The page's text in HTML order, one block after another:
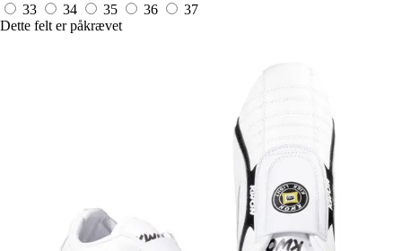
33 34 35 36
37
Dette felt er påkrævet